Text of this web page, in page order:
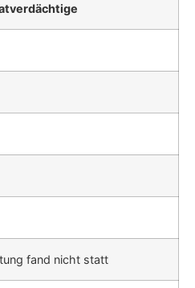
fand nicht statt